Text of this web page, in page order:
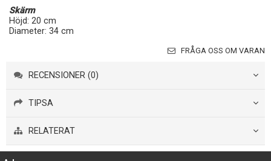
Skärm
Höjd: 20 cm
Diameter: 34 cm
FRÅGA OSS OM VARAN
RECENSIONER (0)
TIPSA
RELATERAT